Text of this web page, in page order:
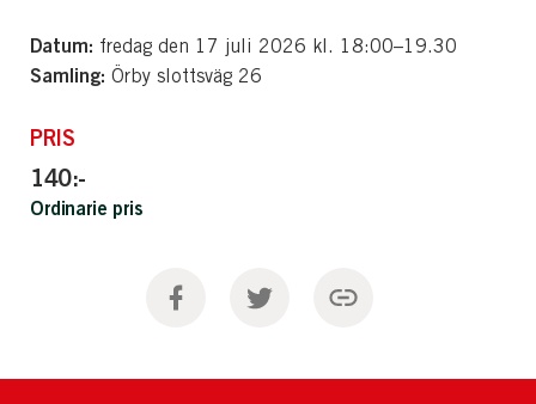
Datum: fredag den 17 juli 2026 kl. 18:00–19.30
Samling: Örby slottsväg 26
PRIS
140:-
Ordinarie pris